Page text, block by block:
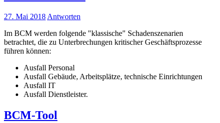
27. Mai 2018 Antworten
Im BCM werden folgende "klassische" Schadenszenarien
betrachtet, die zu Unterbrechungen kritischer Geschäftsprozesse
führen können:
Ausfall Personal
Ausfall Gebäude, Arbeitsplätze, technische Einrichtungen
Ausfall IT
Ausfall Dienstleister.
BCM-Tool